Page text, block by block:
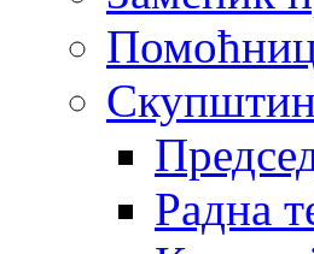
Радна